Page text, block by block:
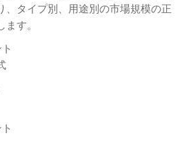
、タイプ別、用途別の市場規模の正
す。